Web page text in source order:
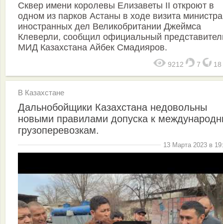
Сквер имени королевы Елизаветы II откроют в
одном из парков Астаны в ходе визита министра
иностранных дел Великобритании Джеймса
Клеверли, сообщил официальный
МИД Казахстана Айбек Смадияров.
9212 7 18
В Казахстане
Дальнобойщики Казахстана недовольны
новыми правилами допуска к
грузоперевозкам.
13 Марта 2023 в